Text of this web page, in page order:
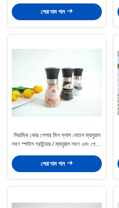
সেরা দাম পান
সিরামিক কোর পেপার মিল গ্লাস বোতল ম্যানুয়াল
লবণ স্পাইস গ্রাইন্ডার / ম্যানুয়াল লবণ এবং পেপার
সেরা দাম পান